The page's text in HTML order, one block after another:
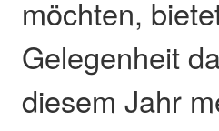
möchten,
Gelegenheit
diesem Jahr